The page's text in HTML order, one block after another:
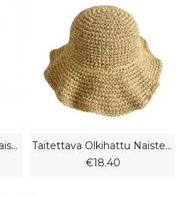
Puuvillakalastajahattu Naisten Kesähattu Painatus Brodeerattu Rento Hattu
Taitettava Olkihattu Naisten Kesäloma Kesärantahattu Rantahattu
€18.40